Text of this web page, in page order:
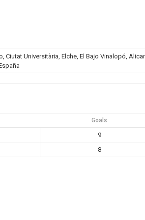
Universitària, Elche, El Bajo Vinalopó,
Goals
9
8